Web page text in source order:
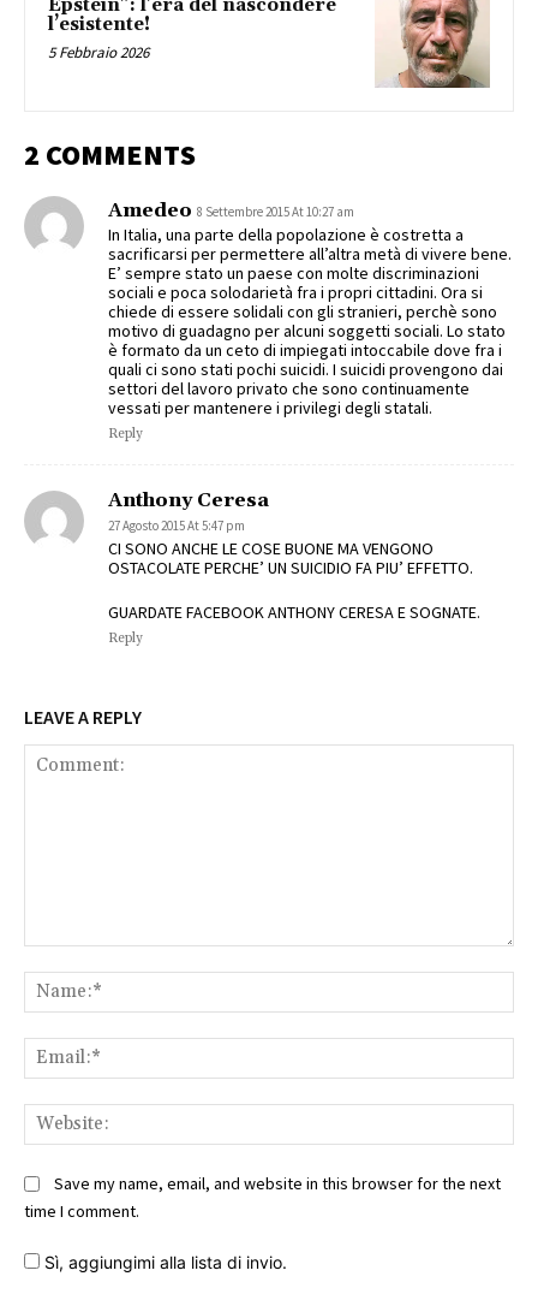
Epstein”: l’era del nascondere
l’esistente!
5 Febbraio 2026
2 COMMENTS
Amedeo 8 Settembre 2015 At 10:27 am
In Italia, una parte della popolazione è costretta a
sacrificarsi per permettere all’altra metà di vivere bene.
E’ sempre stato un paese con molte discriminazioni
sociali e poca solodarietà fra i propri cittadini. Ora si
chiede di essere solidali con gli stranieri, perchè sono
motivo di guadagno per alcuni soggetti sociali. Lo stato
è formato da un ceto di impiegati intoccabile dove fra i
quali ci sono stati pochi suicidi. I suicidi provengono dai
settori del lavoro privato che sono continuamente
vessati per mantenere i privilegi degli statali.
Reply
Anthony Ceresa
27 Agosto 2015 At 5:47 pm
CI SONO ANCHE LE COSE BUONE MA VENGONO
OSTACOLATE PERCHE’ UN SUICIDIO FA PIU’ EFFETTO.
GUARDATE FACEBOOK ANTHONY CERESA E SOGNATE.
Reply
LEAVE A REPLY
Save my name, email, and website in this browser for the next
time I comment.
Sì, aggiungimi alla lista di invio.